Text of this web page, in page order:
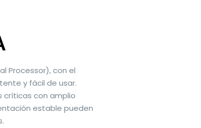
Processor), con el
y fácil de usar.
críticas con amplio
estable pueden